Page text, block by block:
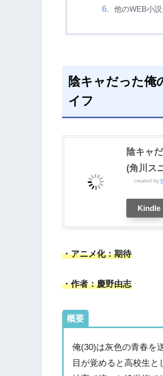
他のWEB小説
陰キャだった俺
イフ
陰キャ
(角川ス
created by
Kindle
・アニメ化：期待
・作者：慶野由志
概要
俺(30)は灰色の青春を
目が覚めると高校生と